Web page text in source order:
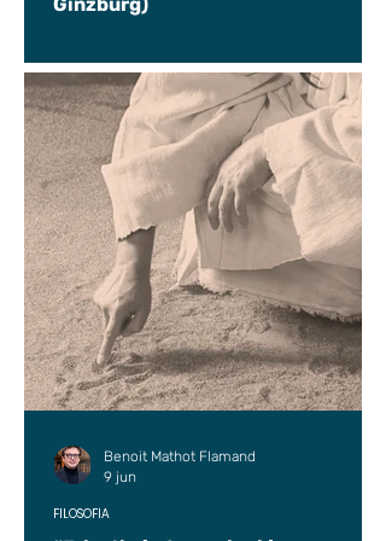
FILOSOFÍA
Benoit Mathot Flamand
9 jun